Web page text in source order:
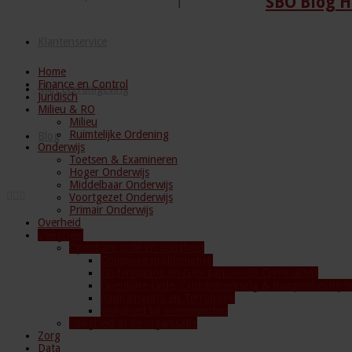
Mijn Leeromgeving
Blog
Home
Finance en Control
Juridisch
Milieu & RO
Milieu
Ruimtelijke Ordening
Onderwijs
Toetsen & Examineren
Hoger Onderwijs
Middelbaar Onderwijs
Voortgezet Onderwijs
Primair Onderwijs
Overheid
Zorg
Data